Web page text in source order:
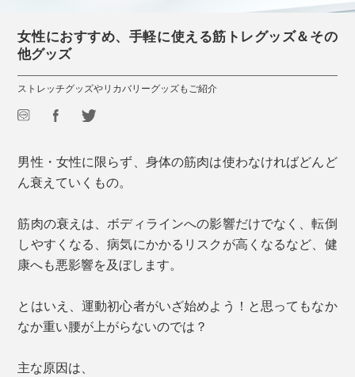
女性におすすめ、手軽に使える筋トレグッズ＆その
他グッズ
ストレッチグッズやリカバリーグッズもご紹介
男性・女性に限らず、身体の筋肉は使わなければどんど
ん衰えていくもの。
筋肉の衰えは、ボディラインへの影響だけでなく、転倒
しやすくなる、病気にかかるリスクが高くなるなど、健
康へも悪影響を及ぼします。
とはいえ、運動初心者がいざ始めよう！と思ってもなか
なか重い腰が上がらないのでは？
主な原因は、